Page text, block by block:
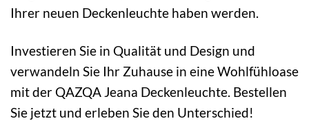
Ihrer neuen Deckenleuchte haben werden.
Investieren Sie in Qualität und Design und
verwandeln Sie Ihr Zuhause in eine Wohlfühloase
mit der QAZQA Jeana Deckenleuchte. Bestellen
Sie jetzt und erleben Sie den Unterschied!